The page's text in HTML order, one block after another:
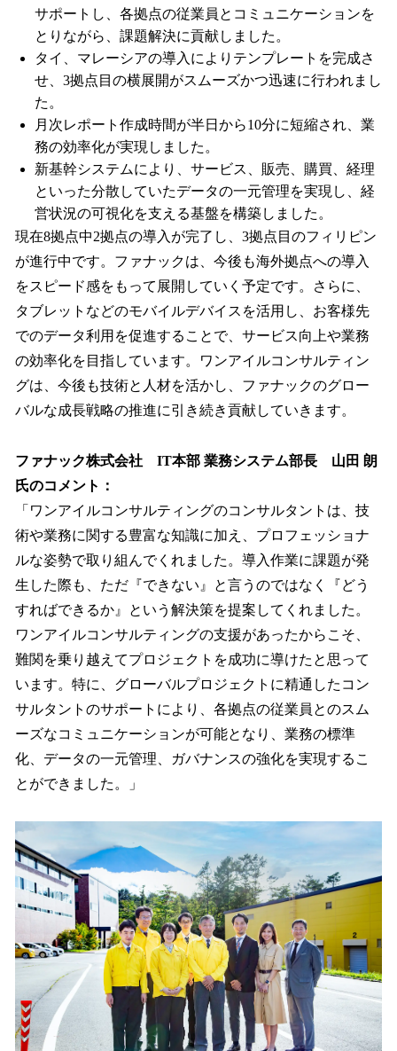
サポートし、各拠点の従業員とコミュニケーションを
とりながら、課題解決に貢献しました。
タイ、マレーシアの導入によりテンプレートを完成さ
せ、3拠点目の横展開がスムーズかつ迅速に行われまし
た。
月次レポート作成時間が半日から10分に短縮され、業
務の効率化が実現しました。
新基幹システムにより、サービス、販売、購買、経理
といった分散していたデータの一元管理を実現し、経
営状況の可視化を支える基盤を構築しました。
現在8拠点中2拠点の導入が完了し、3拠点目のフィリピン
が進行中です。ファナックは、今後も海外拠点への導入
をスピード感をもって展開していく予定です。さらに、
タブレットなどのモバイルデバイスを活用し、お客様先
でのデータ利用を促進することで、サービス向上や業務
の効率化を目指しています。ワンアイルコンサルティン
グは、今後も技術と人材を活かし、ファナックのグロー
バルな成長戦略の推進に引き続き貢献していきます。
ファナック株式会社 IT本部 業務システム部長 山田 朗
氏のコメント：
「ワンアイルコンサルティングのコンサルタントは、技
術や業務に関する豊富な知識に加え、プロフェッショナ
ルな姿勢で取り組んでくれました。導入作業に課題が発
生した際も、ただ『できない』と言うのではなく『どう
すればできるか』という解決策を提案してくれました。
ワンアイルコンサルティングの支援があったからこそ、
難関を乗り越えてプロジェクトを成功に導けたと思って
います。特に、グローバルプロジェクトに精通したコン
サルタントのサポートにより、各拠点の従業員とのスム
ーズなコミュニケーションが可能となり、業務の標準
化、データの一元管理、ガバナンスの強化を実現するこ
とができました。」